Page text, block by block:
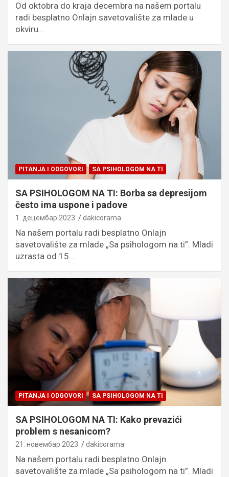
Od oktobra do kraja decembra na našem portalu
radi besplatno Onlajn savetovalište za mlade u
okviru…
PITANJA I ODGOVORI SA PSIHOLOGOM NA TI
SA PSIHOLOGOM NA TI: Borba sa depresijom
često ima uspone i padove
1. децембар 2023. dakicorama
Na našem portalu radi besplatno Onlajn
savetovalište za mlade „Sa psihologom na ti”. Mladi
uzrasta od 15…
PITANJA I ODGOVORI SA PSIHOLOGOM NA TI
SA PSIHOLOGOM NA TI: Kako prevazići
problem s nesanicom?
21. новембар 2023. dakicorama
Na našem portalu radi besplatno Onlajn
savetovalište za mlade „Sa psihologom na ti”. Mladi